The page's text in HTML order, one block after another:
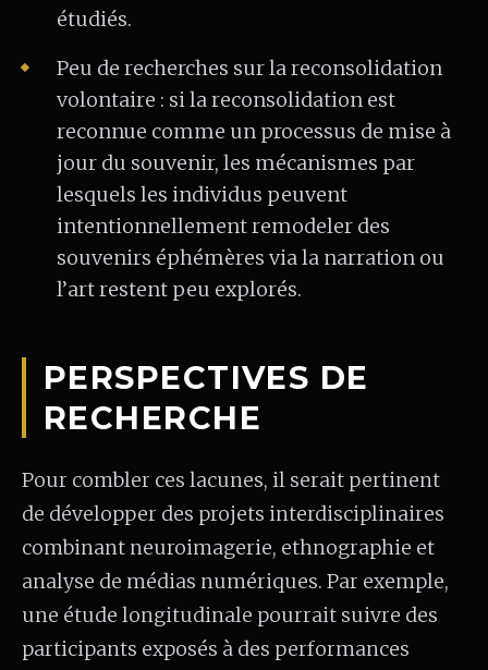
étudiés.
Peu de recherches sur la reconsolidation
volontaire : si la reconsolidation est
reconnue comme un processus de mise à
jour du souvenir, les mécanismes par
lesquels les individus peuvent
intentionnellement remodeler des
souvenirs éphémères via la narration ou
l’art restent peu explorés.
PERSPECTIVES DE
RECHERCHE
Pour combler ces lacunes, il serait pertinent
de développer des projets interdisciplinaires
combinant neuroimagerie, ethnographie et
analyse de médias numériques. Par exemple,
une étude longitudinale pourrait suivre des
participants exposés à des performances